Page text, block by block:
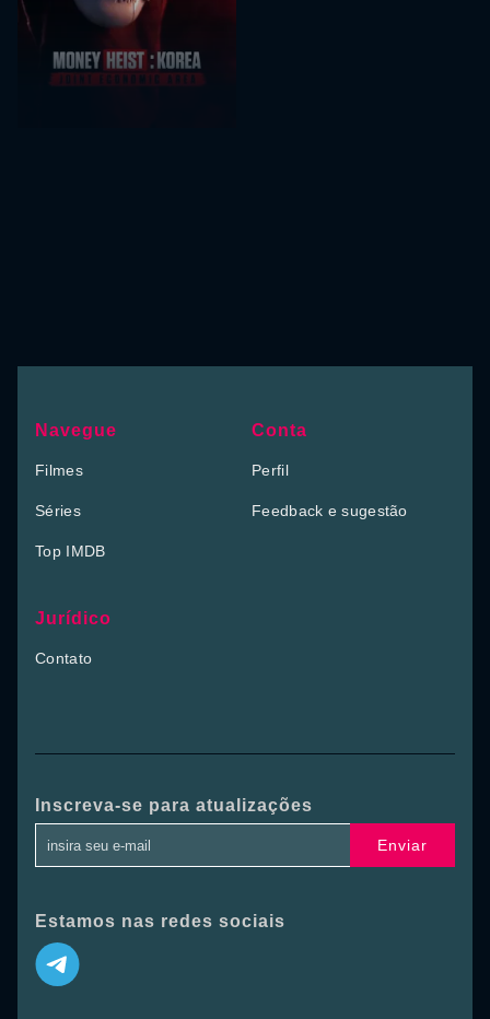
Navegue
Filmes
Séries
Top IMDB
Conta
Perfil
Feedback e sugestão
Jurídico
Contato
Inscreva-se para atualizações
Enviar
Estamos nas redes sociais